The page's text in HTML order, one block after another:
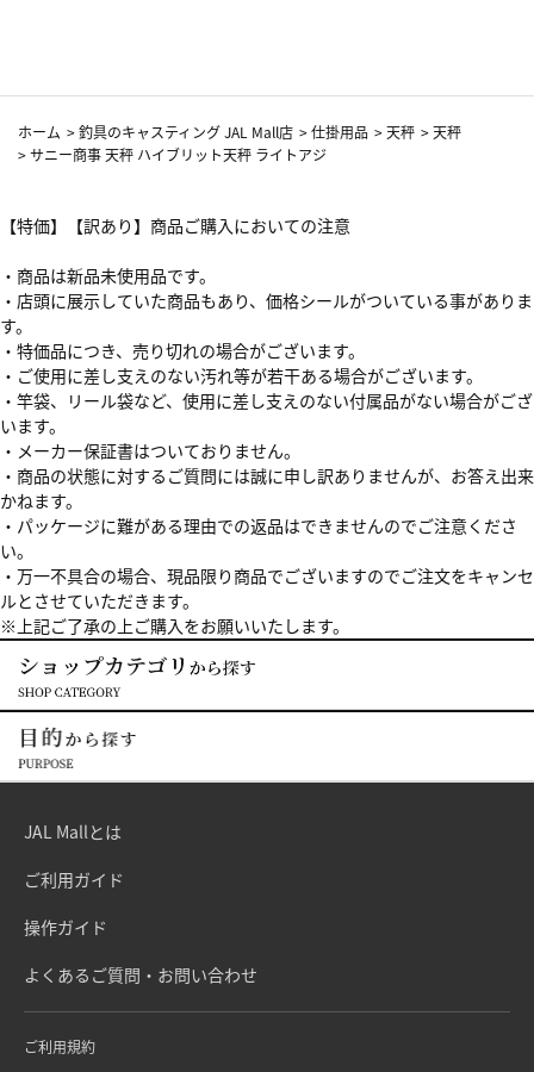
ホーム >釣具のキャスティング JAL Mall店 >仕掛用品 >天秤 >天秤
>サニー商事 天秤 ハイブリット天秤 ライトアジ
【特価】【訳あり】商品ご購入においての注意
・商品は新品未使用品です。
・店頭に展示していた商品もあり、価格シールがついている事がありま
す。
・特価品につき、売り切れの場合がございます。
・ご使用に差し支えのない汚れ等が若干ある場合がございます。
・竿袋、リール袋など、使用に差し支えのない付属品がない場合がござ
います。
・メーカー保証書はついておりません。
・商品の状態に対するご質問には誠に申し訳ありませんが、お答え出来
かねます。
・パッケージに難がある理由での返品はできませんのでご注意くださ
い。
・万一不具合の場合、現品限り商品でございますのでご注文をキャンセ
ルとさせていただきます。
※上記ご了承の上ご購入をお願いいたします。
JAL Mallとは
ご利用ガイド
操作ガイド
よくあるご質問・お問い合わせ
ご利用規約